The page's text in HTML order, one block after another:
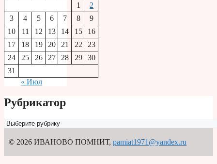
1
2
3
4 5 6 7 8
9
10
11 12 13 14 15
16
17
18 19 20 21 22
23
24
25 26 27 28 29
30
31
« Июл
Рубрикатор
Рубрикатор
© 2026 ИВАНОВО ПОМНИТ, pamiat1971@yandex.ru